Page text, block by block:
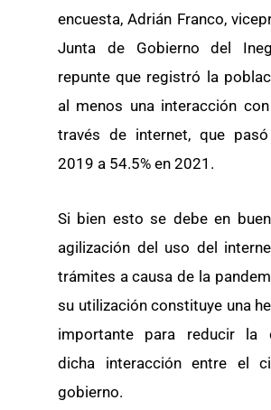
encuesta, Adrián Franco,
Junta de Gobierno del
repunte que registró la
al menos una interacción
través de internet, que
2019 a 54.5% en 2021.
Si bien esto se debe en
agilización del uso del
trámites a causa de la
su utilización constituye una
importante para reducir la
dicha interacción entre el
gobierno.